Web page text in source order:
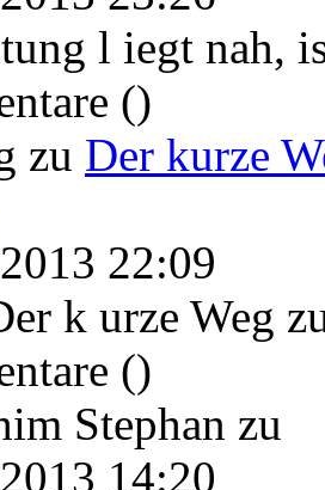
l iegt nah,
()
zu Der kurze
22:09
k urze Weg
()
Stephan zu
14:20